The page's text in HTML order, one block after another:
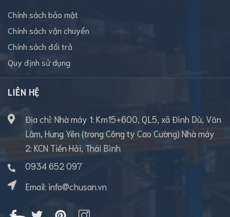
Chính sách bảo mật
Chính sách vận chuyển
Chính sách đổi trả
Quy định sử dụng
LIÊN HỆ
Địa chỉ: Nhà máy 1: Km15+600, QL5, xã Đình Dù, Văn
Lâm, Hưng Yên (trong Công ty Cao Cường) Nhà máy
2: KCN Tiền Hải, Thái Bình
0934 652 097
Email: info@chusan.vn